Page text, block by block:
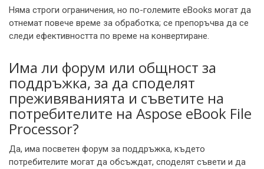
Няма строги ограничения, но по-големите eBooks могат да
отнемат повече време за обработка; се препоръчва да се
следи ефективността по време на конвертиране.
Има ли форум или общност за
поддръжка, за да споделят
преживяванията и съветите на
потребителите на Aspose eBook File
Processor?
Да, има посветен форум за поддръжка, където
потребителите могат да обсъждат, споделят съвети и да